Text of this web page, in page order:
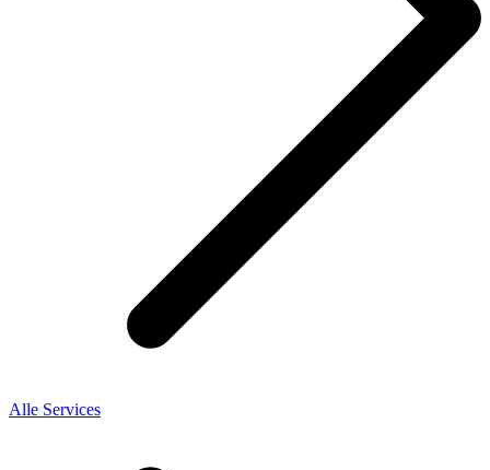
Alle Services